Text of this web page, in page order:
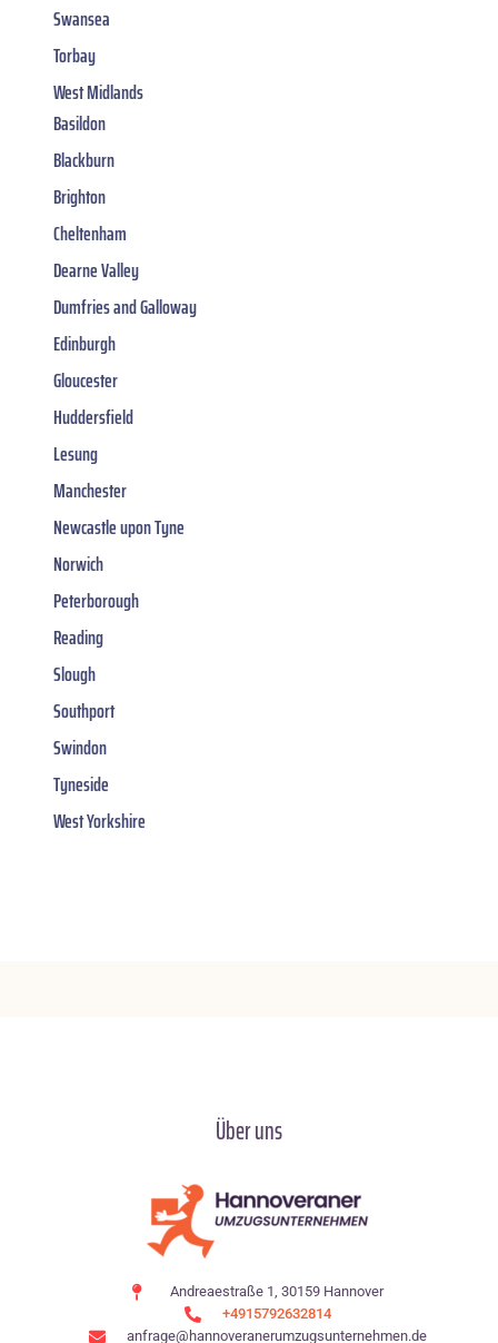
Swansea
Torbay
West Midlands
Basildon
Blackburn
Brighton
Cheltenham
Dearne Valley
Dumfries and Galloway
Edinburgh
Gloucester
Huddersfield
Lesung
Manchester
Newcastle upon Tyne
Norwich
Peterborough
Reading
Slough
Southport
Swindon
Tyneside
West Yorkshire
Über uns
Andreaestraße 1, 30159 Hannover
+4915792632814
anfrage@hannoveranerumzugsunternehmen.de